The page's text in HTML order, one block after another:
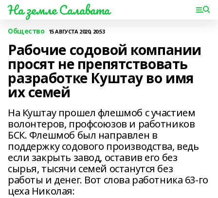
На земле Салавата
Общество 15 АВГУСТА 2020, 20:53
Рабочие содовой компании
просят не препятствовать
разработке Куштау во имя
их семей
На Куштау прошел флешмоб с участием
волонтеров, профсоюзов и работников
БСК. Флешмоб был направлен в
поддержку содового производства, ведь
если закрыть завод, оставив его без
сырья, тысячи семей останутся без
работы и денег. Вот слова работника 63-го
цеха Николая: